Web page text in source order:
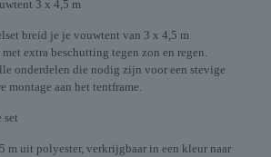
3 x 4,5 m
breid je je vouwtent van 3 x 4,5 m
extra beschutting tegen zon en regen.
onderdelen die nodig zijn voor een stevige
montage aan het tentframe.
set
m uit polyester, verkrijgbaar in een kleur naar